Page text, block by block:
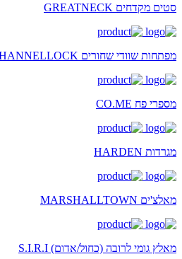
סטים מקדחים GREATNECK
מפתחות שוודי שחורים CHANNELLOCK
מספרי פח CO.ME
מגרדות HARDEN
מאלצ'ים MARSHALLTOWN
מאלץ גומי לרובה (כחול/אדום) S.I.R.I